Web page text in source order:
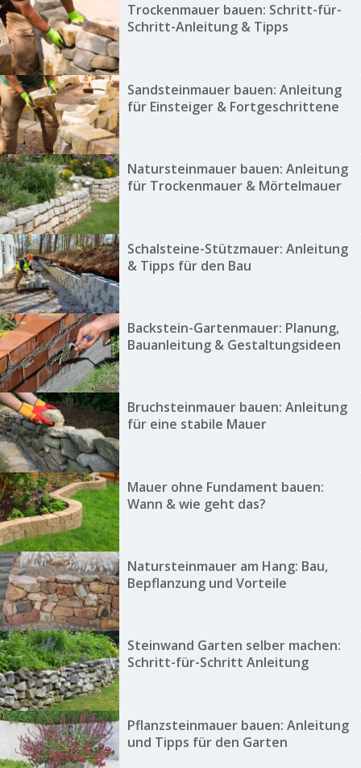
Trockenmauer bauen: Schritt-für-
Schritt-Anleitung & Tipps
Sandsteinmauer bauen: Anleitung
für Einsteiger & Fortgeschrittene
Natursteinmauer bauen: Anleitung
für Trockenmauer & Mörtelmauer
Schalsteine-Stützmauer: Anleitung
& Tipps für den Bau
Backstein-Gartenmauer: Planung,
Bauanleitung & Gestaltungsideen
Bruchsteinmauer bauen: Anleitung
für eine stabile Mauer
Mauer ohne Fundament bauen:
Wann & wie geht das?
Natursteinmauer am Hang: Bau,
Bepflanzung und Vorteile
Steinwand Garten selber machen:
Schritt-für-Schritt Anleitung
Pflanzsteinmauer bauen: Anleitung
und Tipps für den Garten